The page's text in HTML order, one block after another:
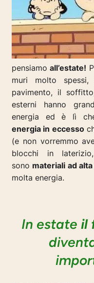
pensiamoall’estate!
muri molto spessi,
pavimento, il
esterni hanno
energia ed è lì
energia in eccesso
(e non vorremmo
blocchi in
sono materiali ad
molta energia.
In estate il